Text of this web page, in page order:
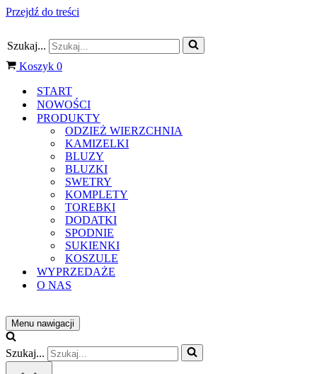
Przejdź do treści
Szukaj...
Koszyk 0
START
NOWOŚCI
PRODUKTY
ODZIEŻ WIERZCHNIA
KAMIZELKI
BLUZY
BLUZKI
SWETRY
KOMPLETY
TOREBKI
DODATKI
SPODNIE
SUKIENKI
KOSZULE
WYPRZEDAŻE
O NAS
Menu nawigacji
Szukaj...